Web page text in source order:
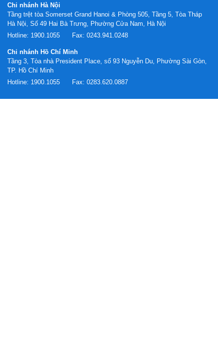
Chi nhánh Hà Nội
Tầng trệt tòa Somerset Grand Hanoi & Phòng 505, Tầng 5, Tòa Tháp
Hà Nội, Số 49 Hai Bà Trưng, Phường Cửa Nam, Hà Nội
Hotline: 1900.1055 Fax: 0243.941.0248
Chi nhánh Hồ Chí Minh
Tầng 3, Tòa nhà President Place, số 93 Nguyễn Du, Phường Sài Gòn,
TP. Hồ Chí Minh
Hotline: 1900.1055 Fax: 0283.620.0887